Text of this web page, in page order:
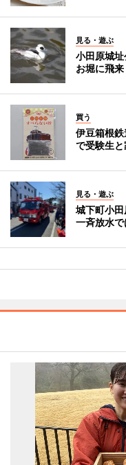
見る・遊ぶ
小田原城
お堀に飛
買う
伊豆箱根
で受験生
見る・遊ぶ
城下町小
一斉放水で